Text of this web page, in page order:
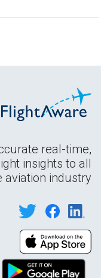
real-time,
insights to all
industry.